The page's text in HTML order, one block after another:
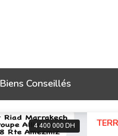
Biens Conseillés
4 400 000 DH